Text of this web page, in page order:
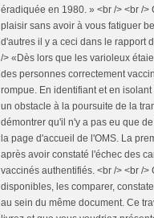
éradiquée en 1980. » <br /> <br /
plaisir sans avoir à vous fatiguer
d'autres il y a ceci dans le rapport
/> «Dès lors que les varioleux
des personnes correctement
rompue. En identifiant et en
un obstacle à la poursuite de la
démontrer qu'il n'y a pas eu que
la page d'accueil de l'OMS. La
après avoir constaté l'échec des
vaccinés authentifiés. <br /> <br /
disponibles, les comparer,
au sein du même document. Ce